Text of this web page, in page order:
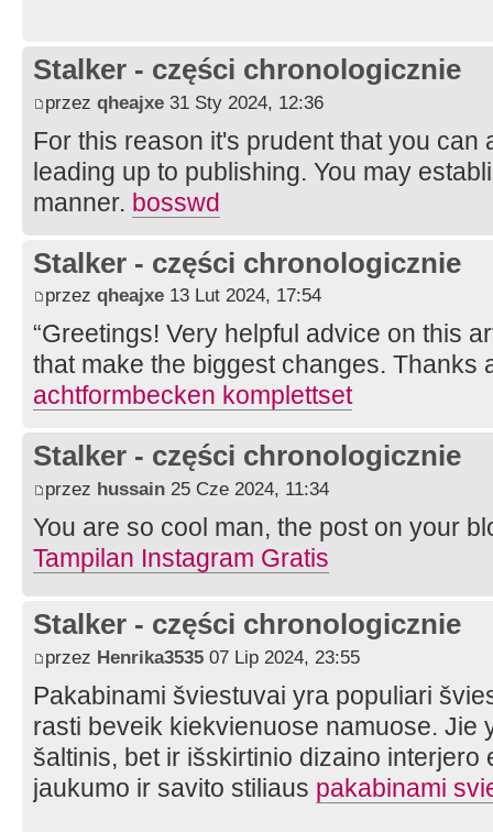
Stalker - części chronologicznie
przez qheajxe 31 Sty 2024, 12:36
For this reason it's prudent that you can
leading up to publishing. You may
manner. bosswd
Stalker - części chronologicznie
przez qheajxe 13 Lut 2024, 17:54
“Greetings! Very helpful advice on this
that make the biggest changes. Thanks
achtformbecken komplettset
Stalker - części chronologicznie
przez hussain 25 Cze 2024, 11:34
You are so cool man, the post on your
Tampilan Instagram Gratis
Stalker - części chronologicznie
przez Henrika3535 07 Lip 2024, 23:55
Pakabinami šviestuvai yra populiari
rasti beveik kiekvienuose namuose. Jie
šaltinis, bet ir išskirtinio dizaino interjero
jaukumo ir savito stiliaus pakabinami